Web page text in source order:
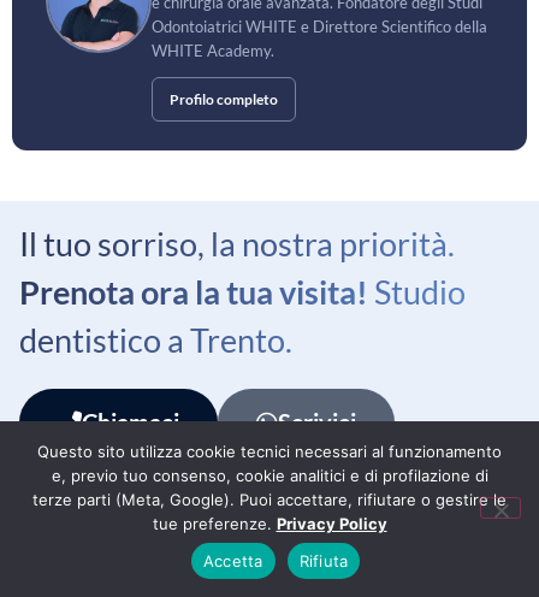
Odontoiatrici WHITE e Direttore Scientifico della
WHITE Academy.
Profilo completo
Il tuo sorriso, la nostra priorità.
Prenota ora la tua visita! Studio
dentistico a Trento.
Chiamaci Scrivici
Benvenuto agli Studi
Odontoiatrici White, dove
Questo sito utilizza cookie tecnici necessari al funzionamento
e, previo tuo consenso, cookie analitici e di profilazione di
terze parti (Meta, Google). Puoi accettare, rifiutare o gestire le
tue preferenze. Privacy Policy
Accetta
Rifiuta